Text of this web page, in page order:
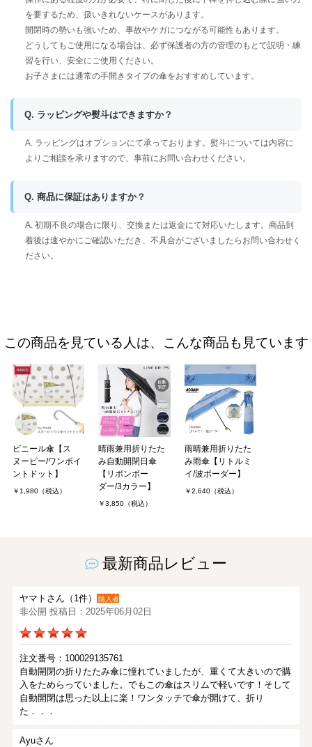
を要するため、扱いきれないケースがあります。
開閉時の勢いも強いため、事故やケガにつながる可能性もあります。
どうしてもご使用になる場合は、必ず保護者の方の管理のもとで説明・練
習を行い、安全にご使用ください。
お子さまには通常の手開きタイプの傘をおすすめしています。
Q. ラッピングや熨斗はできますか？
A. ラッピングはオプションにて承っております。熨斗については内容に
よりご相談を承りますので、事前にお問い合わせください。
Q. 商品に保証はありますか？
A. 初期不良の場合に限り、交換または返金にて対応いたします。商品到
着後は速やかにご確認いただき、不具合がございましたらお問い合わせく
ださい。
この商品を見ている人は、こんな商品も見ています
ビニール傘【ス
ヌーピー/ワンポイ
ントドット】
￥1,980（税込）
晴雨兼用折りたた
み自動開閉日傘
【リボンボー
ダー/3カラー】
￥3,850（税込）
雨晴兼用折りたた
み雨傘【リトルミ
イ/波ボーダー】
￥2,640（税込）
最新商品レビュー
ヤマトさん（1件） 購入者
非公開 投稿日：2025年06月02日
注文番号：100029135761
自動開閉の折りたたみ傘に憧れていましたが、重くて大きいので購
入をためらっていました。でもこの傘はスリムで軽いです！そして
自動開閉は思った以上に楽！ワンタッチで傘が開けて、折り
た．．．
Ayuさん